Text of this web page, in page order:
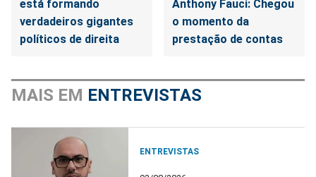
está formando
verdadeiros gigantes
políticos de direita
Anthony Fauci: Chegou
o momento da
prestação de contas
MAIS EM ENTREVISTAS
ENTREVISTAS